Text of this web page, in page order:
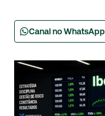
Canal no WhatsApp